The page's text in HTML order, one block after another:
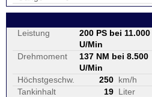
Leistung
200 PS bei 11.000
U/Min
Drehmoment
137 NM bei 8.500
U/Min
Höchstgeschw.
250 km/h
Tankinhalt
19 Liter